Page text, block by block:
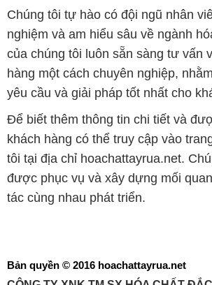
Chúng tôi tự hào có đội ngũ nhân
nghiệm và am hiểu sâu về ngành
của chúng tôi luôn sẵn sàng tư vấn
hàng một cách chuyên nghiệp,
yêu cầu và giải pháp tốt nhất cho
Để biết thêm thông tin chi tiết và
khách hàng có thể truy cập vào
tôi tại địa chỉ hoachattayrua.net.
được phục vụ và xây dựng mối
tác cùng nhau phát triển.
Bản quyền © 2016 hoachattayrua.net